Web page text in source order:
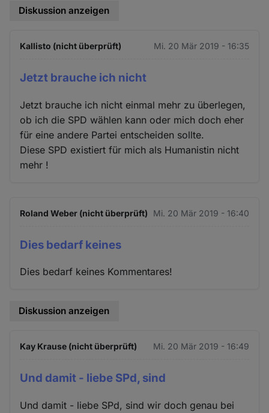
Diskussion anzeigen
Kallisto (nicht überprüft) Mi. 20 Mär 2019 - 16:35
Jetzt brauche ich nicht
Jetzt brauche ich nicht einmal mehr zu überlegen,
ob ich die SPD wählen kann oder mich doch eher
für eine andere Partei entscheiden sollte.
Diese SPD existiert für mich als Humanistin nicht
mehr !
Roland Weber (nicht überprüft) Mi. 20 Mär 2019 - 16:40
Dies bedarf keines
Dies bedarf keines Kommentares!
Diskussion anzeigen
Kay Krause (nicht überprüft) Mi. 20 Mär 2019 - 16:49
Und damit - liebe SPd, sind
Und damit - liebe SPd, sind wir doch genau bei